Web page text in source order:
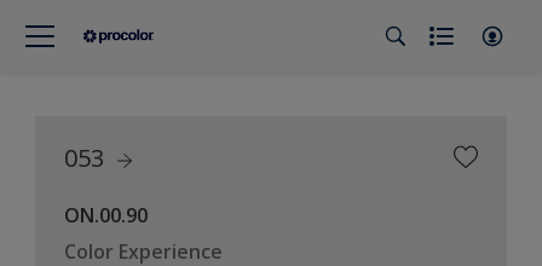
053
ON.00.90
Color Experience